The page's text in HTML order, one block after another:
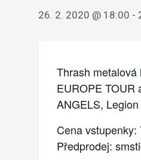
26. 2. 2020 @ 18:00 -
Thrash
EUROPE TOUR
ANGELS,
Cena vstupenky:
Předprodej: